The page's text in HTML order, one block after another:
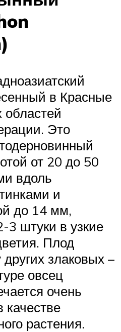
в Красные
областей
Это
от 20 до 50
вдоль
и
до 14 мм,
3 штуки в узкие
Плод
злаковых –
овсец
очень
качестве
растения.